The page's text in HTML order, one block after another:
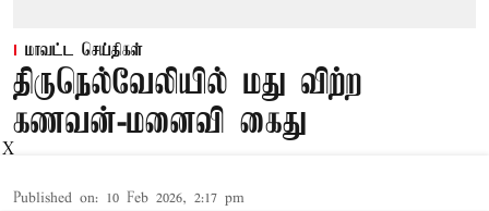
மாவட்ட செய்திகள்
திருநெல்வேலியில் மது விற்ற
கணவன்-மனைவி கைது
Published on: 10 Feb 2026, 2:17 pm
X